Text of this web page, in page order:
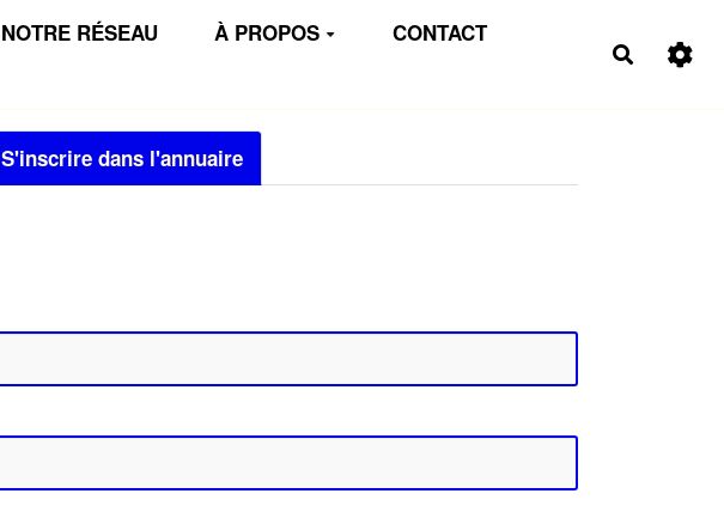
NOTRE RÉSEAU À PROPOS
CONTACT
S'inscrire dans l'annuaire